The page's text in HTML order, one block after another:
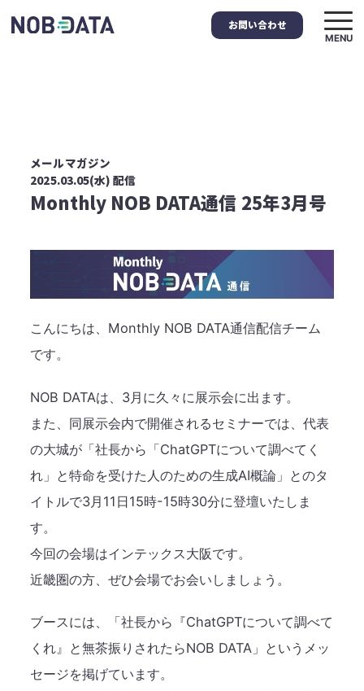
お問い合わせ
MENU
メールマガジン
2025.03.05(水) 配信
Monthly NOB DATA通信 25年3月号
こんにちは、Monthly NOB DATA通信配信チーム
です。
NOB DATAは、3月に久々に展示会に出ます。
また、同展示会内で開催されるセミナーでは、代表
の大城が「社長から「ChatGPTについて調べてく
れ」と特命を受けた人のための生成AI概論」とのタ
イトルで3月11日15時-15時30分に登壇いたしま
す。
今回の会場はインテックス大阪です。
近畿圏の方、ぜひ会場でお会いしましょう。
ブースには、「社長から『ChatGPTについて調べて
くれ』と無茶振りされたらNOB DATA」というメッ
セージを掲げています。